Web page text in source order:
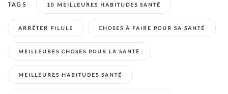
TAGS 10 MEILLEURES HABITUDES SANTÉ
ARRÊTER PILULE CHOSES À FAIRE POUR SA SANTÉ
MEILLEURES CHOSES POUR LA SANTÉ
MEILLEURES HABITUDES SANTÉ